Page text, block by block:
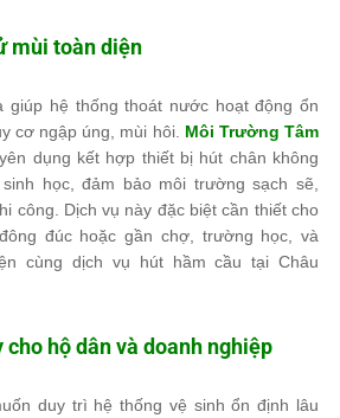
mùi toàn diện
giúp hệ thống thoát nước hoạt động ổn
cơ ngập úng, mùi hôi. Môi Trường Tâm
dụng kết hợp thiết bị hút chân không
học, đảm bảo môi trường sạch sẽ,
công. Dịch vụ này đặc biệt cần thiết cho
đúc hoặc gần chợ, trường học, và
cùng dịch vụ hút hầm cầu tại Châu
hộ dân và doanh nghiệp
duy trì hệ thống vệ sinh ổn định lâu